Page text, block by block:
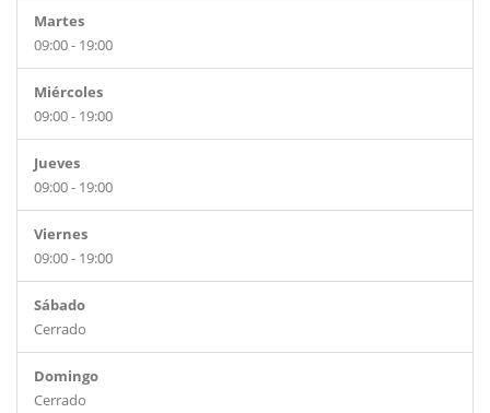
Martes
09:00 - 19:00
Miércoles
09:00 - 19:00
Jueves
09:00 - 19:00
Viernes
09:00 - 19:00
Sábado
Cerrado
Domingo
Cerrado